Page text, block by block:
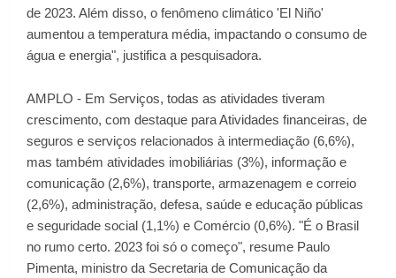
de 2023. Além disso, o fenômeno climático 'El Niño'
aumentou a temperatura média, impactando o consumo de
água e energia", justifica a pesquisadora.
AMPLO - Em Serviços, todas as atividades tiveram
crescimento, com destaque para Atividades financeiras, de
seguros e serviços relacionados à intermediação (6,6%),
mas também atividades imobiliárias (3%), informação e
comunicação (2,6%), transporte, armazenagem e correio
(2,6%), administração, defesa, saúde e educação públicas
e seguridade social (1,1%) e Comércio (0,6%). "É o Brasil
no rumo certo. 2023 foi só o começo", resume Paulo
Pimenta, ministro da Secretaria de Comunicação da